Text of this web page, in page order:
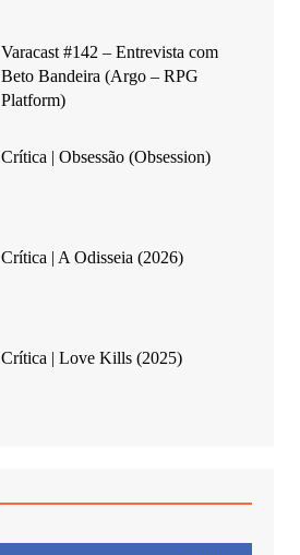
Varacast #142 – Entrevista com
Beto Bandeira (Argo – RPG
Platform)
Crítica | Obsessão (Obsession)
Crítica | A Odisseia (2026)
Crítica | Love Kills (2025)